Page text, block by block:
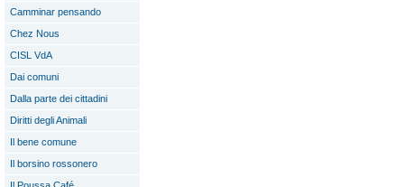
Camminar pensando
Chez Nous
CISL VdA
Dai comuni
Dalla parte dei cittadini
Diritti degli Animali
Il bene comune
Il borsino rossonero